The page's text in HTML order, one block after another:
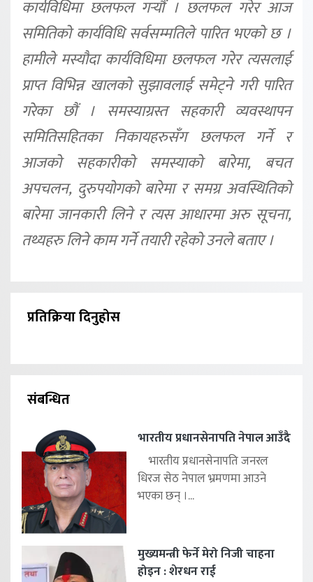
कार्यविधिमा छलफल गर्‍यौं । छलफल गरेर आज
समितिको कार्यविधि सर्वसम्मतिले पारित भएको छ ।
हामीले मस्यौदा कार्यविधिमा छलफल गरेर त्यसलाई
प्राप्त विभिन्न खालको सुझावलाई समेट्ने गरी पारित
गरेका छौं । समस्याग्रस्त सहकारी व्यवस्थापन
समितिसहितका निकायहरुसँग छलफल गर्ने र
आजको सहकारीको समस्याको बारेमा, बचत
अपचलन, दुरुपयोगको बारेमा र समग्र अवस्थितिको
बारेमा जानकारी लिने र त्यस आधारमा अरु सूचना,
तथ्यहरु लिने काम गर्ने तयारी रहेको उनले बताए ।
प्रतिक्रिया दिनुहोस
संबन्धित
भारतीय प्रधानसेनापति नेपाल आउँदै
भारतीय प्रधानसेनापति जनरल
धिरज सेठ नेपाल भ्रमणमा आउने
भएका छन् ।...
मुख्यमन्त्री फेर्ने मेरो निजी चाहना
होइन : शेरधन राई